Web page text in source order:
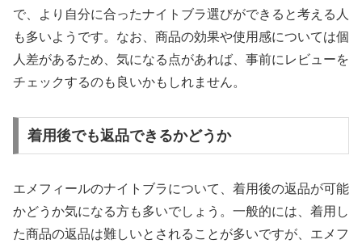
で、より自分に合ったナイトブラ選びができると考える人
も多いようです。なお、商品の効果や使用感については個
人差があるため、気になる点があれば、事前にレビューを
チェックするのも良いかもしれません。
着用後でも返品できるかどうか
エメフィールのナイトブラについて、着用後の返品が可能
かどうか気になる方も多いでしょう。一般的には、着用し
た商品の返品は難しいとされることが多いですが、エメフ